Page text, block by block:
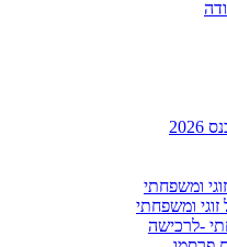
ומשפחתי
ומשפחתי
-לרכישה